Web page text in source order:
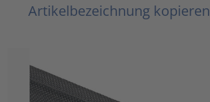
Artikelbezeichnung kopieren